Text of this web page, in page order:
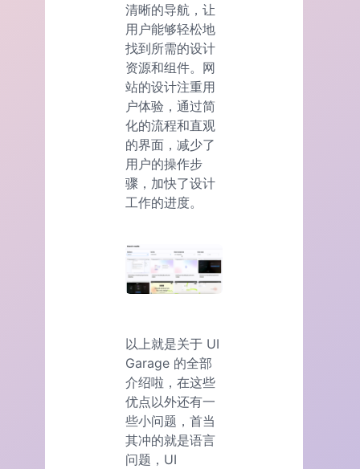
清晰的导航，让
用户能够轻松地
找到所需的设计
资源和组件。网
站的设计注重用
户体验，通过简
化的流程和直观
的界面，减少了
用户的操作步
骤，加快了设计
工作的进度。
以上就是关于 UI
Garage 的全部
介绍啦，在这些
优点以外还有一
些小问题，首当
其冲的就是语言
问题，UI